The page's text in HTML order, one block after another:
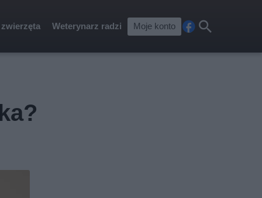
zwierzęta Weterynarz radzi Moje konto
cebkaj